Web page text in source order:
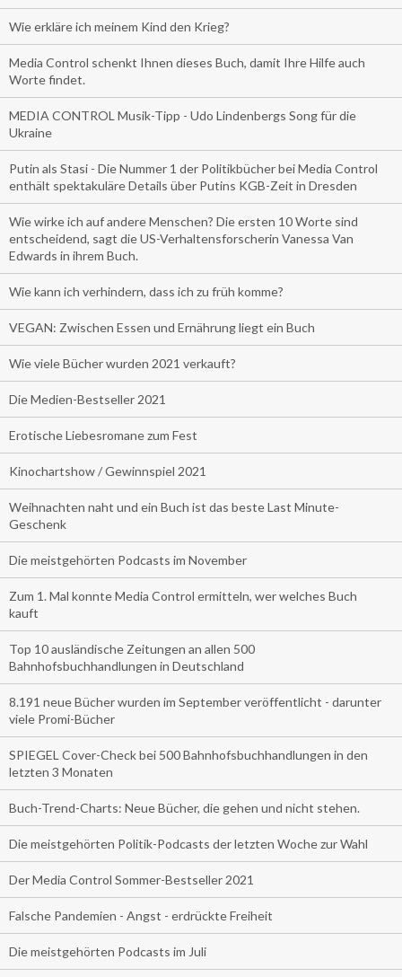
Wie erkläre ich meinem Kind den Krieg?
Media Control schenkt Ihnen dieses Buch, damit Ihre Hilfe auch
Worte findet.
MEDIA CONTROL Musik-Tipp - Udo Lindenbergs Song für die
Ukraine
Putin als Stasi - Die Nummer 1 der Politikbücher bei Media Control
enthält spektakuläre Details über Putins KGB-Zeit in Dresden
Wie wirke ich auf andere Menschen? Die ersten 10 Worte sind
entscheidend, sagt die US-Verhaltensforscherin Vanessa Van
Edwards in ihrem Buch.
Wie kann ich verhindern, dass ich zu früh komme?
VEGAN: Zwischen Essen und Ernährung liegt ein Buch
Wie viele Bücher wurden 2021 verkauft?
Die Medien-Bestseller 2021
Erotische Liebesromane zum Fest
Kinochartshow / Gewinnspiel 2021
Weihnachten naht und ein Buch ist das beste Last Minute-
Geschenk
Die meistgehörten Podcasts im November
Zum 1. Mal konnte Media Control ermitteln, wer welches Buch
kauft
Top 10 ausländische Zeitungen an allen 500
Bahnhofsbuchhandlungen in Deutschland
8.191 neue Bücher wurden im September veröffentlicht - darunter
viele Promi-Bücher
SPIEGEL Cover-Check bei 500 Bahnhofsbuchhandlungen in den
letzten 3 Monaten
Buch-Trend-Charts: Neue Bücher, die gehen und nicht stehen.
Die meistgehörten Politik-Podcasts der letzten Woche zur Wahl
Der Media Control Sommer-Bestseller 2021
Falsche Pandemien - Angst - erdrückte Freiheit
Die meistgehörten Podcasts im Juli